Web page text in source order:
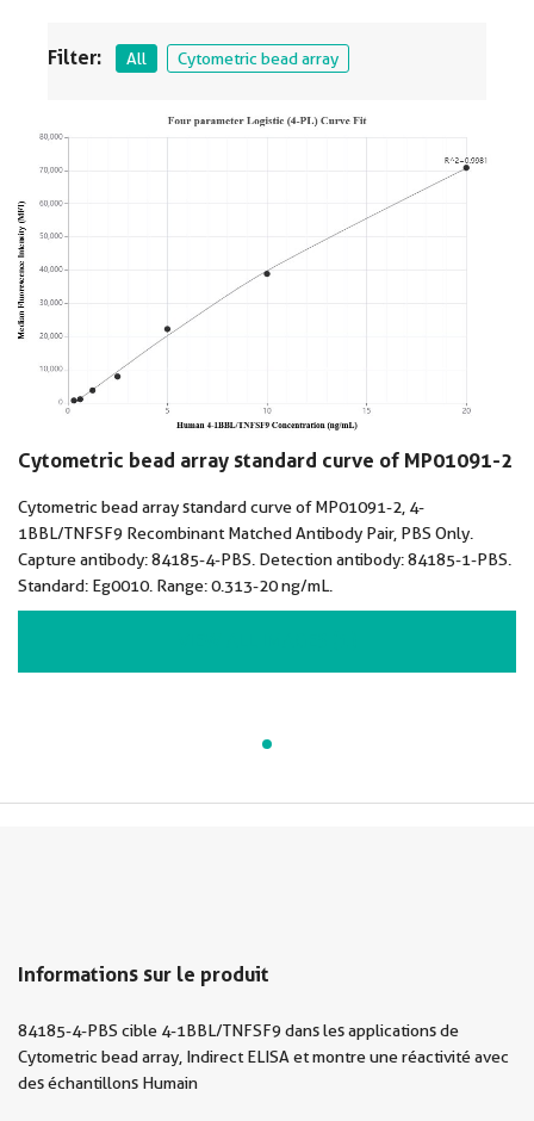
Filter: All Cytometric bead array
Cytometric bead array standard curve of MP01091-2
Cytometric bead array standard curve of MP01091-2, 4-
1BBL/TNFSF9 Recombinant Matched Antibody Pair, PBS Only.
Capture antibody: 84185-4-PBS. Detection antibody: 84185-1-PBS.
Standard: Eg0010. Range: 0.313-20 ng/mL.
Informations sur le produit
84185-4-PBS cible 4-1BBL/TNFSF9 dans les applications de
Cytometric bead array, Indirect ELISA et montre une réactivité avec
des échantillons Humain